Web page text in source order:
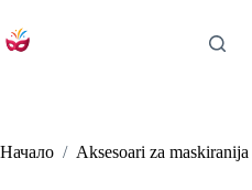
to
content
Начало / Aksesoari za